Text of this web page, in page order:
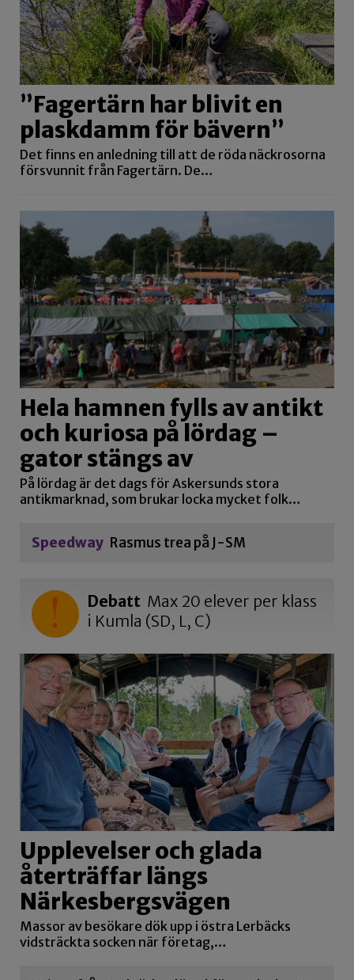
”Fagertärn har blivit en
plaskdamm för bävern”
Det finns en anledning till att de röda näckrosorna
försvunnit från Fagertärn. De…
Hela hamnen fylls av antikt
och kuriosa på lördag –
gator stängs av
På lördag är det dags för Askersunds stora
antikmarknad, som brukar locka mycket folk…
Speedway Rasmus trea på J-SM
Debatt Max 20 elever per klass
i Kumla (SD, L, C)
Upplevelser och glada
återträffar längs
Närkesbergsvägen
Massor av besökare dök upp i östra Lerbäcks
vidsträckta socken när företag,…